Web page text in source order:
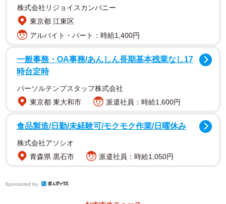
「機能も見た目にもこだわった」と株式会社タイタン・アートの米原太
デザイン会社が手がける自社ブランド「KLON」
米原太一社長率いる株式会社「タイタン・アート」は2006
年創立のグラフィックデザイン制作会社。2017年にはファ
ッションブランド「KLON（クローン）」を立ち上げ、実店
ブランドの「KLON」は黒と白のモノトーンを基調とし、シ
株式会社リジョイスカンパニー
東京都 江東区
アルバイト・パート：時給1,400円
一般事務・OA事務/あんしん長期基本残業なし17
時台定時
パーソルテンプスタッフ株式会社
東京都 東大和市
派遣社員：時給1,600円
食品製造/日勤/未経験可/モクモク作業/日曜休み
株式会社アソシオ
青森県 黒石市
派遣社員：時給1,050円
Sponsored by